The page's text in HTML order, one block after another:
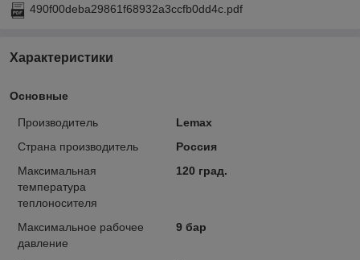
490f00deba29861f68932a3ccfb0dd4c.pdf
Характеристики
Основные
Производитель
Lemax
Страна производитель
Россия
Максимальная
температура
теплоносителя
120 град.
Максимальное рабочее
давление
9 бар